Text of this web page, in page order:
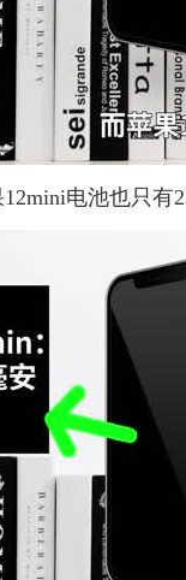
电池也只有